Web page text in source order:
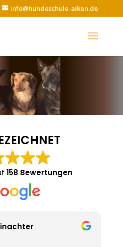
info@hundeschule-aiken.de
158 Bewertungen